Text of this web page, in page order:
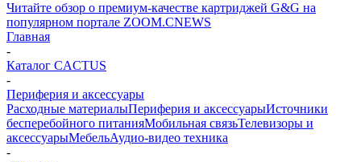
Читайте обзор о премиум-качестве картриджей G&G на
популярном портале ZOOM.CNEWS
Главная
-
Каталог CACTUS
-
Периферия и аксессуары
Расходные материалыПериферия и аксессуарыИсточники
бесперебойного питанияМобильная связьТелевизоры и
аксессуарыМебельАудио-видео техника
-